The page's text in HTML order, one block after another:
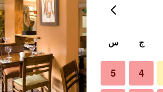
ج س
4
5